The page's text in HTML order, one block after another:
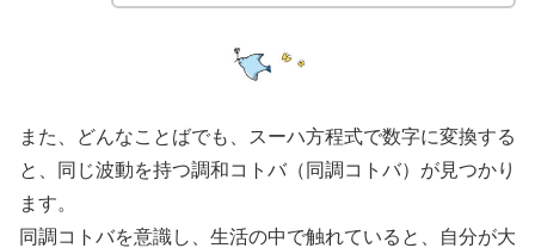
また、どんなことばでも、スーハ方程式で数字に変換する
と、同じ波動を持つ調和コトバ（同調コトバ）が見つかり
ます。
同調コトバを意識し、生活の中で触れていると、自分が大